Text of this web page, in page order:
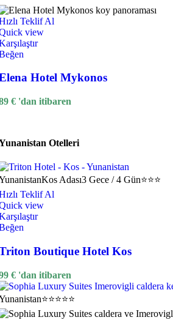
Teklif Al
view
Hotel Mykonos
€ 'dan itibaren
Otelleri
Kos Adası3 Gece / 4 Gün⭐⭐⭐
Teklif Al
view
Boutique Hotel Kos
€ 'dan itibaren
⭐⭐⭐⭐⭐